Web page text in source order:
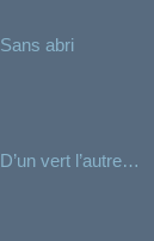
Sans abri
D’un vert l’autre…